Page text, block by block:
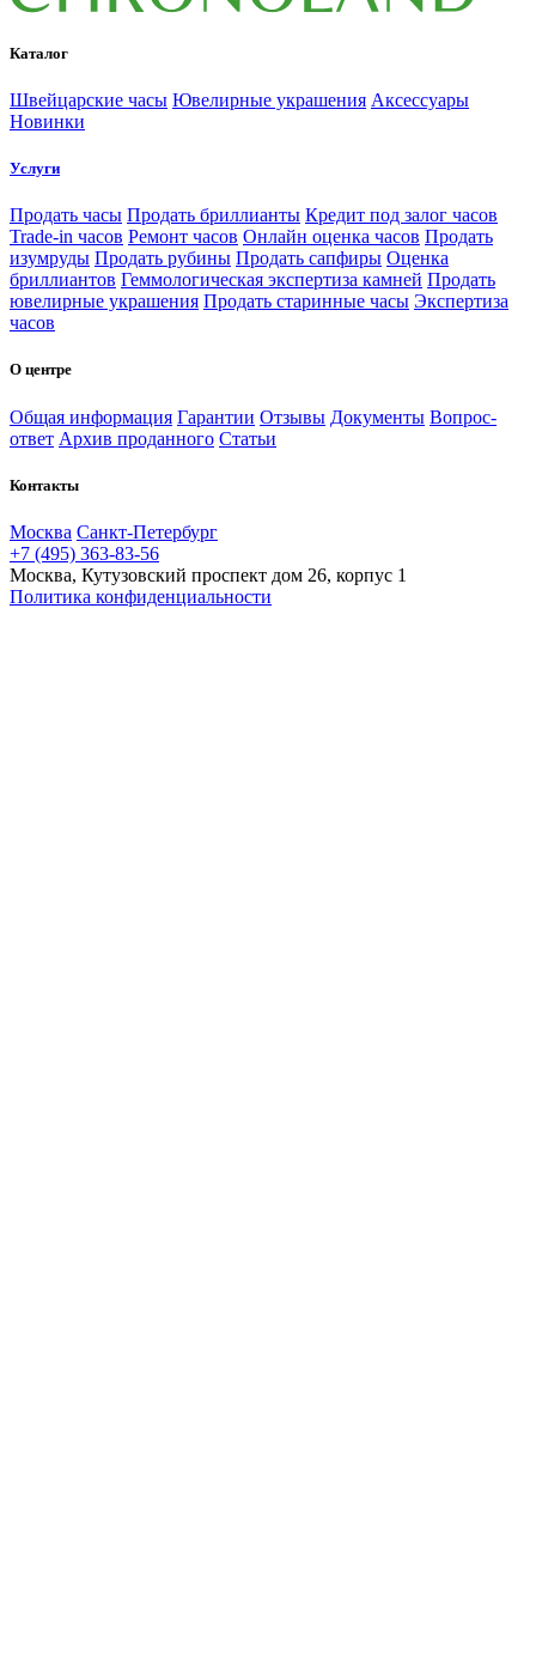
Каталог
Швейцарские часы Ювелирные украшения Аксессуары
Новинки
Услуги
Продать часы Продать бриллианты Кредит под залог часов
Trade-in часов Ремонт часов Онлайн оценка часов Продать
изумруды Продать рубины Продать сапфиры Оценка
бриллиантов Геммологическая экспертиза камней Продать
ювелирные украшения Продать старинные часы Экспертиза
часов
О центре
Общая информация Гарантии Отзывы Документы Вопрос-
ответ Архив проданного Статьи
Контакты
Москва Санкт-Петербург
+7 (495) 363-83-56
Москва, Кутузовский проспект дом 26, корпус 1
Политика конфиденциальности